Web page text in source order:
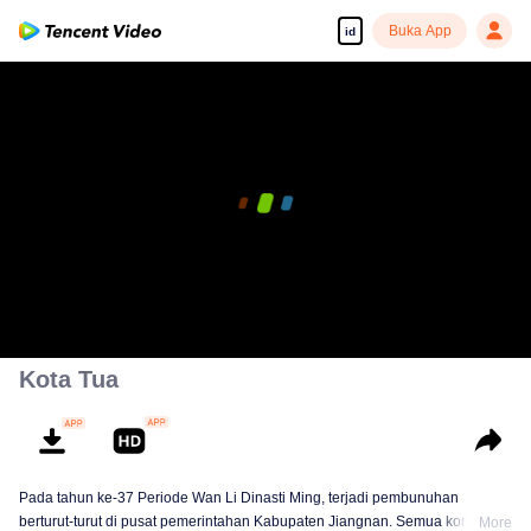
id Buka App
Kota Tua
Pada tahun ke-37 Periode Wan Li Dinasti Ming, terjadi pembunuhan
berturut-turut di pusat pemerintahan Kabupaten Jiangnan. Semua korbanMore